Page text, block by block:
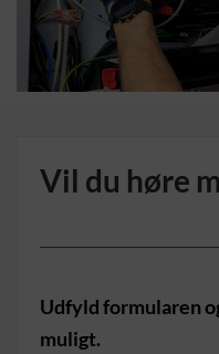
Vil du høre
Udfyld formularen
muligt.